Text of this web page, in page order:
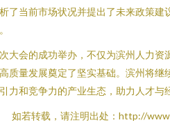
了当前市场状况并提出了未来政策建
大会的成功举办，不仅为滨州人力资
质量发展奠定了坚实基础。滨州将继
力和竞争力的产业生态，助力人才与
如若转载，请注明出处：http://